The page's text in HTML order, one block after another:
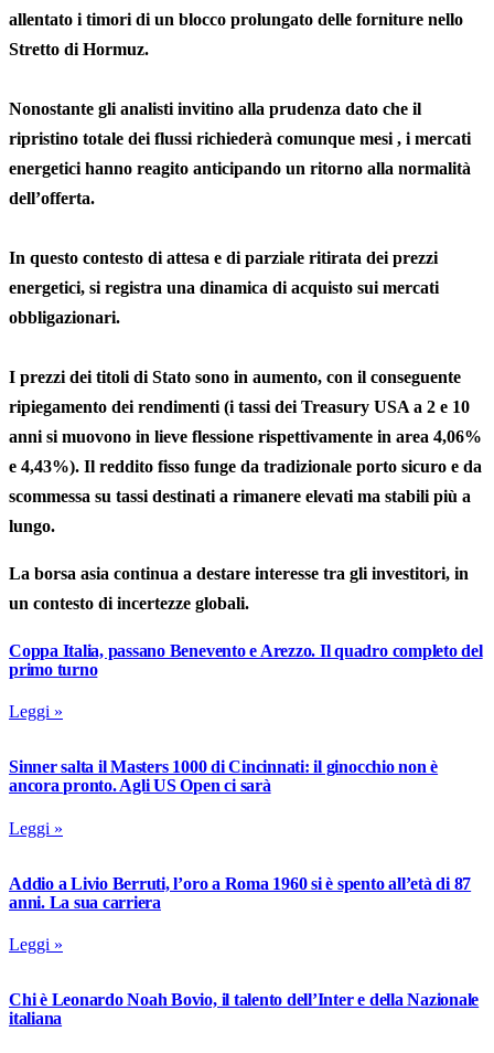
allentato i timori di un blocco prolungato delle forniture nello
Stretto di Hormuz.
Nonostante gli analisti invitino alla prudenza dato che il
ripristino totale dei flussi richiederà comunque mesi , i mercati
energetici hanno reagito anticipando un ritorno alla normalità
dell’offerta.
In questo contesto di attesa e di parziale ritirata dei prezzi
energetici, si registra una dinamica di acquisto sui mercati
obbligazionari.
I prezzi dei titoli di Stato sono in aumento, con il conseguente
ripiegamento dei rendimenti (i tassi dei Treasury USA a 2 e 10
anni si muovono in lieve flessione rispettivamente in area 4,06%
e 4,43%). Il reddito fisso funge da tradizionale porto sicuro e da
scommessa su tassi destinati a rimanere elevati ma stabili più a
lungo.
La borsa asia continua a destare interesse tra gli investitori, in
un contesto di incertezze globali.
Coppa Italia, passano Benevento e Arezzo. Il quadro completo del
primo turno
Leggi »
Sinner salta il Masters 1000 di Cincinnati: il ginocchio non è
ancora pronto. Agli US Open ci sarà
Leggi »
Addio a Livio Berruti, l’oro a Roma 1960 si è spento all’età di 87
anni. La sua carriera
Leggi »
Chi è Leonardo Noah Bovio, il talento dell’Inter e della Nazionale
italiana